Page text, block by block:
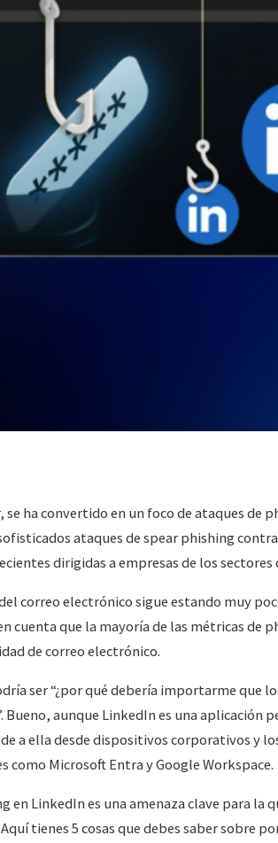
ha convertido en un foco de ataques de
ataques de spear phishing
dirigidas a empresas de los
correo electrónico sigue estando muy
cuenta que la mayoría de las métricas de
de correo electrónico.
ser “¿por qué debería importarme que
Bueno, aunque LinkedIn es una aplicación
a ella desde dispositivos corporativos y
como Microsoft Entra y Google Workspace.
en LinkedIn es una amenaza clave para la
tienes 5 cosas que debes saber sobre